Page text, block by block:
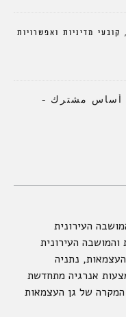
מדיניות ואפשרויות
– أساس مشترك –
העירונית
והמושבה העירונית
נתניה
אנרגיה מתחדשת
המקרה של גן העצמאות